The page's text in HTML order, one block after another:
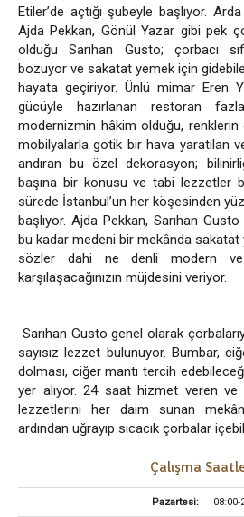
Etiler’de açtığı şubeyle başlıyor.
Ajda Pekkan, Gönül Yazar gibi pek
olduğu Sarıhan Gusto; çorbacı
bozuyor ve sakatat yemek için
hayata geçiriyor. Ünlü mimar Eren
gücüyle hazırlanan restoran
modernizmin hâkim olduğu, renklerin
mobilyalarla gotik bir hava yaratılan
andıran bu özel dekorasyon;
başına bir konusu ve tabi lezzetler
sürede İstanbul’un her köşesinden
başlıyor. Ajda Pekkan, Sarıhan
bu kadar medeni bir mekânda sakatat
sözler dahi ne denli modern
karşılaşacağınızın müjdesini veriyor.
Sarıhan Gusto genel olarak
sayısız lezzet bulunuyor. Bumbar,
dolması, ciğer mantı tercih
yer alıyor. 24 saat hizmet veren ve
lezzetlerini her daim sunan
ardından uğrayıp sıcacık çorbalar
Çalışma
Pazartesi: 08:00-